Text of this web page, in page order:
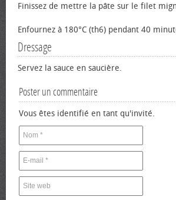
Finissez de mettre la pâte sur le filet
Enfournez à 180°C (th6) pendant 40
Dressage
Servez la sauce en saucière.
Poster un commentaire
Vous êtes identifié en tant qu'invité.